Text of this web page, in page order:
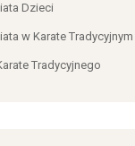
Dzieci
w Karate Tradycyjnym
Tradycyjnego